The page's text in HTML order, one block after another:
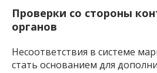
Проверки со стороны
органов
Несоответствия в системе
стать основанием для